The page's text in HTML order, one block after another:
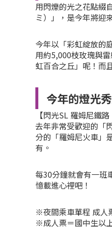
用閃爍的光之花點綴
ミ）」，是今年將迎
今年以「彩虹綻放的
用約5,000枝玫瑰與
虹百合之丘」呢！而
今年的燈光
【閃光SL 羅姆尼鐵
去年非常受歡迎的「
分的「羅姆尼火車」
有。
每30分鐘就會有一班
憶載進心裡吧！
※夜間乘車單程 成人
※成人票＝國中生以